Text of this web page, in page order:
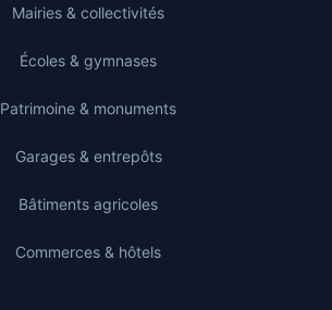
Mairies & collectivités
Écoles & gymnases
Patrimoine & monuments
Garages & entrepôts
Bâtiments agricoles
Commerces & hôtels